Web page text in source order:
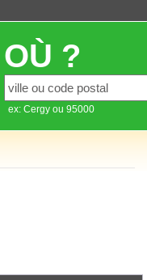
OÙ ?
ex: Cergy ou 95000